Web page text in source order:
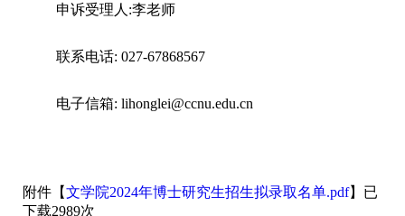
申诉受理人 :李老师
联系电话: 027-67868567
电子信箱: lihonglei@ccnu.edu.cn
附件【文学院2024年博士研究生招生拟录取名单.pdf】已
下载2989次